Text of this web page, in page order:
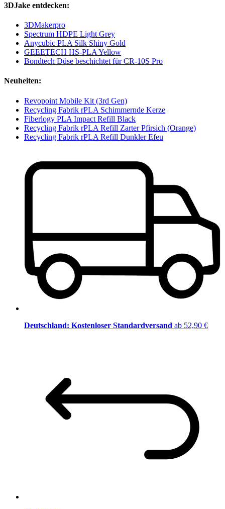
3DJake entdecken:
3DMakerpro
Spectrum HDPE Light Grey
Anycubic PLA Silk Shiny Gold
GEEETECH HS-PLA Yellow
Bondtech Düse beschichtet für CR-10S Pro
Neuheiten:
Revopoint Mobile Kit (3rd Gen)
Recycling Fabrik rPLA Schimmernde Kerze
Fiberlogy PLA Impact Refill Black
Recycling Fabrik rPLA Refill Zarter Pfirsich (Orange)
Recycling Fabrik rPLA Refill Dunkler Efeu
Deutschland: Kostenloser Standardversand ab 52,90 €